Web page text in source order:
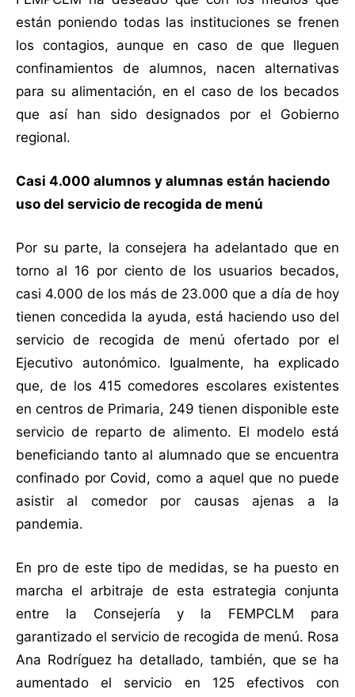
están poniendo todas las instituciones se frenen
los contagios, aunque en caso de que lleguen
confinamientos de alumnos, nacen alternativas
para su alimentación, en el caso de los becados
que así han sido designados por el Gobierno
regional.
Casi 4.000 alumnos y alumnas están haciendo
uso del servicio de recogida de menú
Por su parte, la consejera ha adelantado que en
torno al 16 por ciento de los usuarios becados,
casi 4.000 de los más de 23.000 que a día de hoy
tienen concedida la ayuda, está haciendo uso del
servicio de recogida de menú ofertado por el
Ejecutivo autonómico. Igualmente, ha explicado
que, de los 415 comedores escolares existentes
en centros de Primaria, 249 tienen disponible este
servicio de reparto de alimento. El modelo está
beneficiando tanto al alumnado que se encuentra
confinado por Covid, como a aquel que no puede
asistir al comedor por causas ajenas a la
pandemia.
En pro de este tipo de medidas, se ha puesto en
marcha el arbitraje de esta estrategia conjunta
entre la Consejería y la FEMPCLM para
garantizado el servicio de recogida de menú. Rosa
Ana Rodríguez ha detallado, también, que se ha
aumentado el servicio en 125 efectivos con